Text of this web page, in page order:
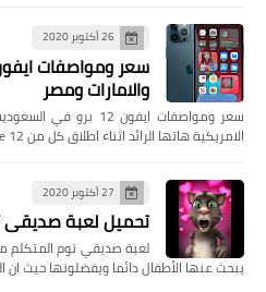
26 أكتوبر 2020
والامارات ومصر
سعر ومواصفات ايفون
الامريكية هاتها الرائد اثناء اطلاق كل من iPhone 12 …
27 أكتوبر 2020
تحميل لعبة صديقي
لعبة صديقي توم المتكلم
يبحث عنها الأطفال دائما ويفضلونها حيث ان